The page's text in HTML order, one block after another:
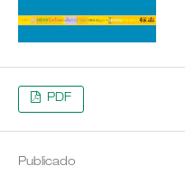
PDF
Publicado